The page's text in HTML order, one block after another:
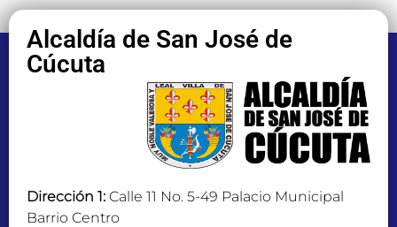
Alcaldía de San José de
Cúcuta
Dirección 1: Calle 11 No. 5-49 Palacio Municipal
Barrio Centro